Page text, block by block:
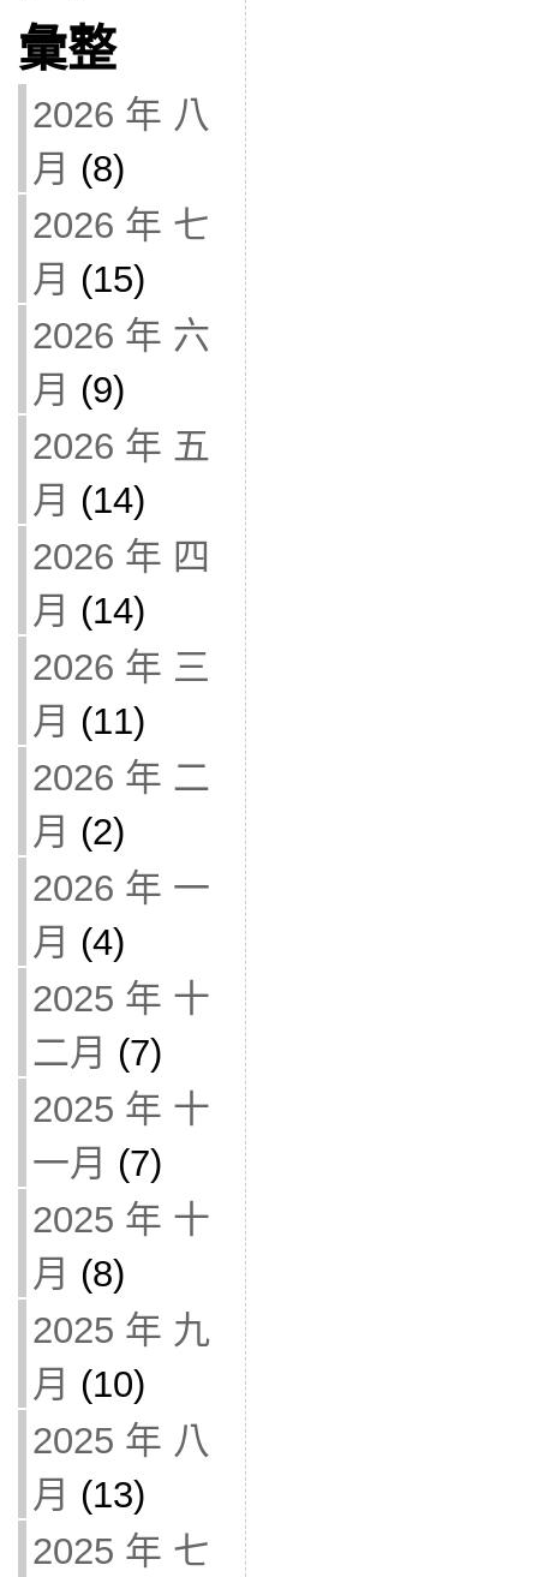
彙整
2026 年 八
月 (8)
2026 年 七
月 (15)
2026 年 六
月 (9)
2026 年 五
月 (14)
2026 年 四
月 (14)
2026 年 三
月 (11)
2026 年 二
月 (2)
2026 年 一
月 (4)
2025 年 十
二月 (7)
2025 年 十
一月 (7)
2025 年 十
月 (8)
2025 年 九
月 (10)
2025 年 八
月 (13)
2025 年 七